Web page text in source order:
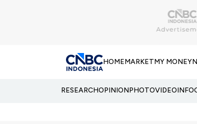
HOMEMARKETMY MONEY
RESEARCHOPINIONPHOTOVIDEO